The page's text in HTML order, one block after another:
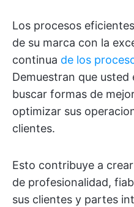
Los procesos
de su marca con la
continua de los
Demuestran que
buscar formas de
optimizar sus
clientes.
Esto contribuye a
de profesionalidad,
sus clientes y partes